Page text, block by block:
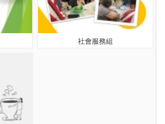
社會服務組